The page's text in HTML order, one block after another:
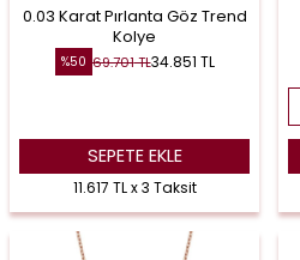
0.03 Karat Pırlanta Göz Trend
Kolye
%50 69.701TL34.851 TL
SEPETE EKLE
11.617 TL x 3 Taksit